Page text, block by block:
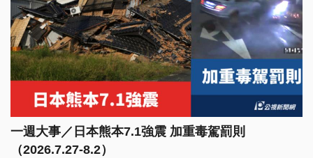
一週大事／日本熊本7.1強震 加重毒駕罰則
（2026.7.27-8.2）